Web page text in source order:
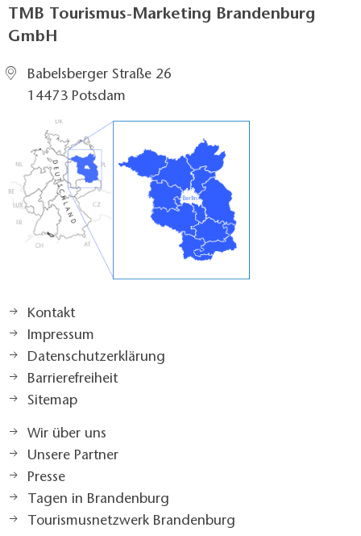
TMB Tourismus-Marketing Brandenburg
GmbH
Babelsberger Straße 26
14473 Potsdam
Kontakt
Impressum
Datenschutzerklärung
Barrierefreiheit
Sitemap
Wir über uns
Unsere Partner
Presse
Tagen in Brandenburg
Tourismusnetzwerk Brandenburg